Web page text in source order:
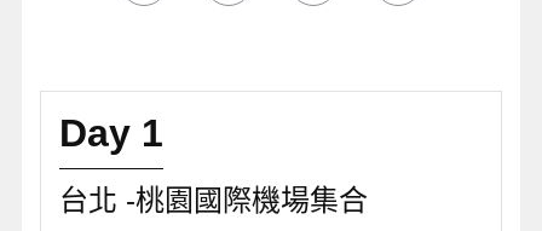
Day 1
台北 -桃園國際機場集合